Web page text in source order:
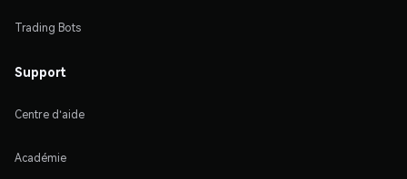
Trading Bots
Support
Centre d'aide
Académie